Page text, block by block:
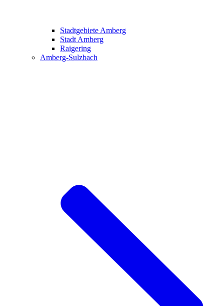
Stadtgebiete Amberg
Stadt Amberg
Raigering
Amberg-Sulzbach